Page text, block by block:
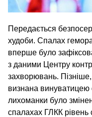
Передається
худоби. Спалах
вперше було
з даними Центру
захворювань.
визнана винуватицею
лихоманки було
спалахах ГЛКК рівень